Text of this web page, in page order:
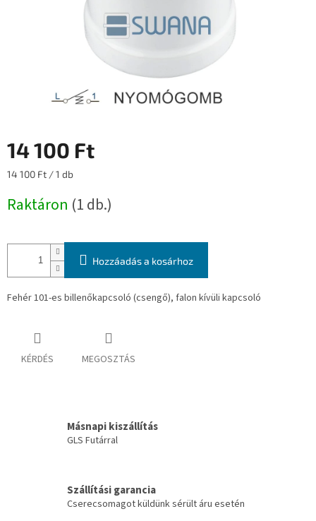
14 100 Ft
Egységár:
14 100 Ft / 1 db
Raktáron (1 db.)
Hozzáadás a kosárhoz
Fehér 101-es billenőkapcsoló (csengő), falon kívüli kapcsoló
KÉRDÉS MEGOSZTÁS
Másnapi kiszállítás
GLS Futárral
Szállítási garancia
Cserecsomagot küldünk sérült áru esetén